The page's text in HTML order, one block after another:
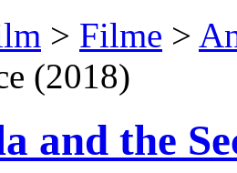
> Filme >
(2018)
and the